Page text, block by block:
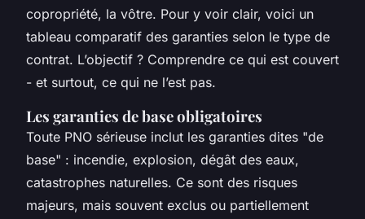
copropriété, la vôtre. Pour y voir clair, voici un
tableau comparatif des garanties selon le type de
contrat. L’objectif ? Comprendre ce qui est couvert
- et surtout, ce qui ne l’est pas.
Les garanties de base obligatoires
Toute PNO sérieuse inclut les garanties dites "de
base" : incendie, explosion, dégât des eaux,
catastrophes naturelles. Ce sont des risques
majeurs, mais souvent exclus ou partiellement